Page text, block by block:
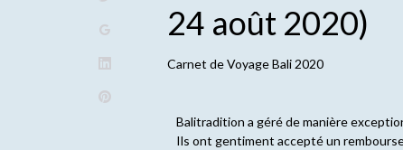
24 août 2020)
Carnet deVoyage Bali 2020
Balitradition a géré de manière
Ils ont gentiment accepté un